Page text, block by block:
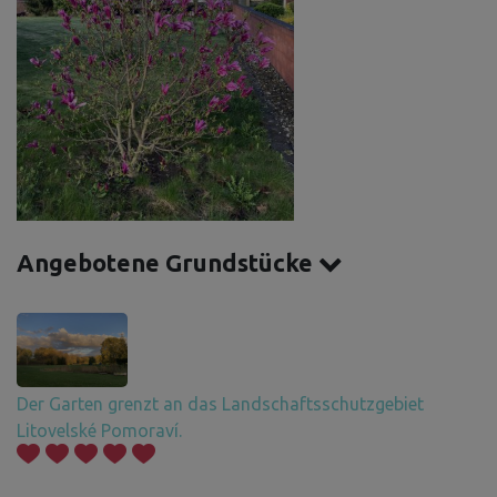
Angebotene Grundstücke
Der Garten grenzt an das Landschaftsschutzgebiet
Litovelské Pomoraví.